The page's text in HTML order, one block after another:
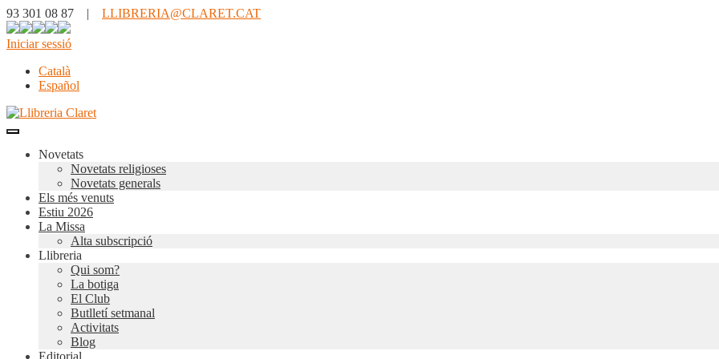
93 301 08 87 | LLIBRERIA@CLARET.CAT
Iniciar sessió
Català
Español
Novetats
Novetats religioses
Novetats generals
Els més venuts
Estiu 2026
La Missa
Alta subscripció
Llibreria
Qui som?
La botiga
El Club
Butlletí setmanal
Activitats
Blog
Editorial